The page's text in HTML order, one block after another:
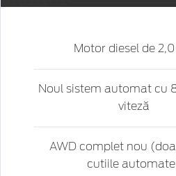
Motor diesel de
Noul sistem automat cu
viteză
AWD complet nou
cutiile